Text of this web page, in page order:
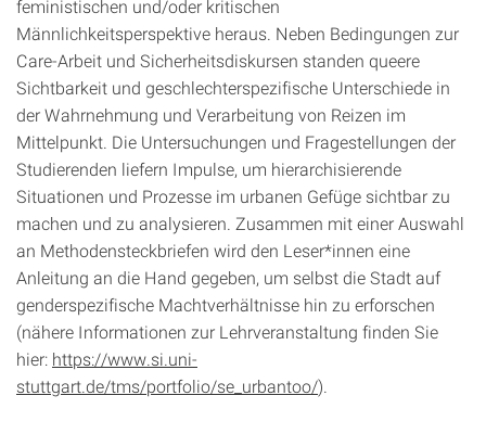
feministischen und/oder kritischen
Männlichkeitsperspektive heraus. Neben Bedingungen zur
Care-Arbeit und Sicherheitsdiskursen standen queere
Sichtbarkeit und geschlechter­spezifische Unterschiede in
der Wahrnehmung und Verarbeitung von Reizen im
Mittelpunkt. Die Untersuchungen und Fragestellungen der
Studierenden liefern Impulse, um hierarchisierende
Situationen und Prozesse im urbanen Gefüge sichtbar zu
machen und zu analysieren. Zusammen mit einer Auswahl
an Methodensteckbriefen wird den Le­ser*innen eine
Anleitung an die Hand gegeben, um selbst die Stadt auf
genderspezifische Machtverhältnisse hin zu erforschen
(nähere Informationen zur Lehrveranstaltung finden Sie
hier: https://www.si.uni-
stuttgart.de/tms/portfolio/se_urbantoo/).